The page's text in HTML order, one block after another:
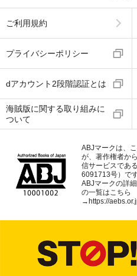
ご利用規約
プライバシーポリシー
dアカウント2段階認証とは
海賊版に関する取り組みに
ついて
ABJマークは、
が、著作権者か
信サービスであ
6091713号）です
ABJマークの詳
の一覧はこちら
→ https://